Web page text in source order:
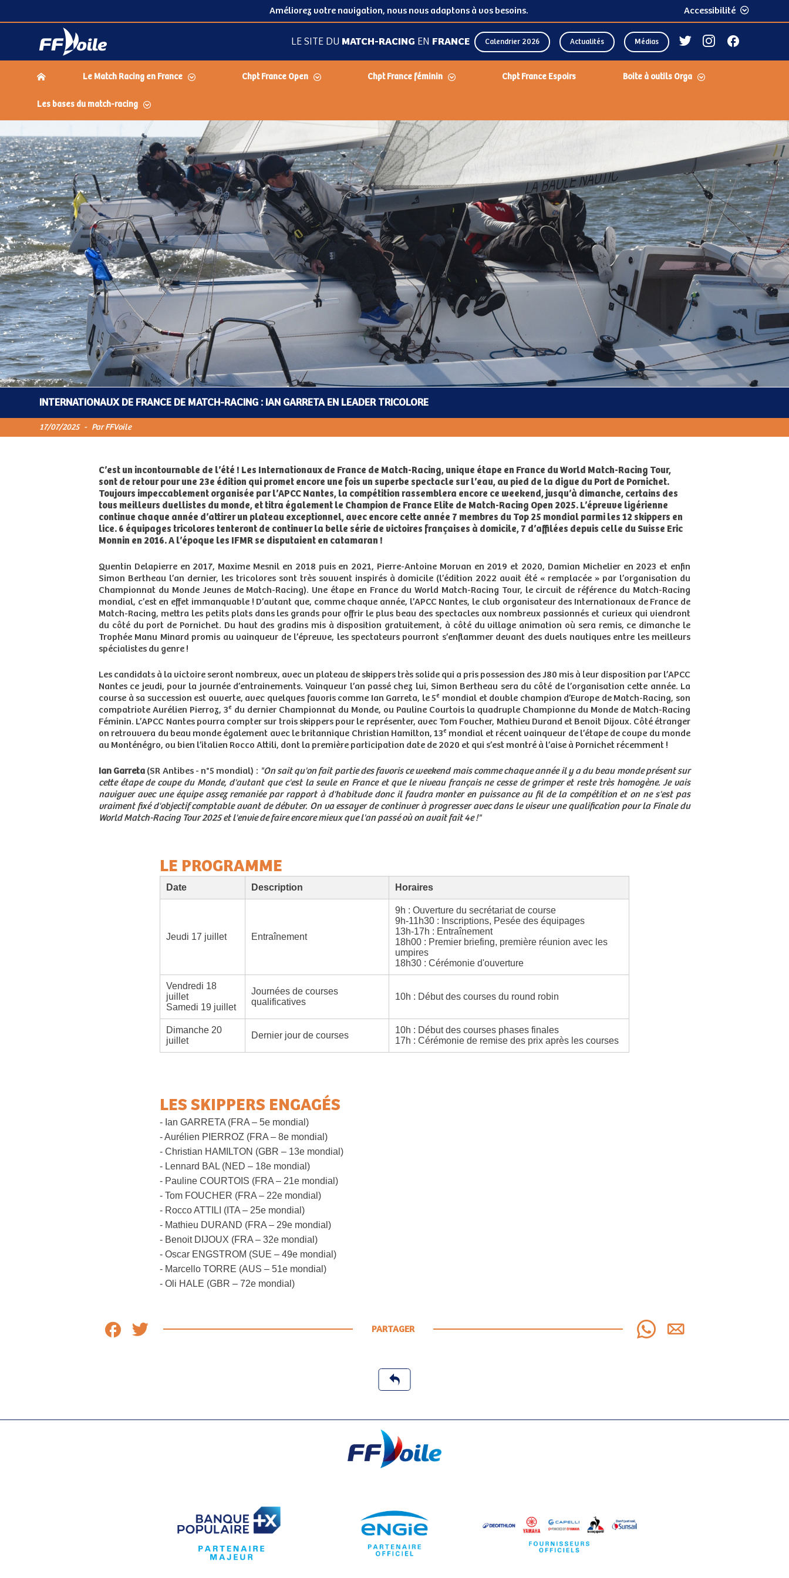
Améliorez votre navigation, nous nous adaptons à vos besoins. Accessibilité
LE SITE DU MATCH-RACING EN FRANCE Calendrier 2026 Actualités Médias
Le Match Racing en France Chpt France Open Chpt France féminin Chpt France Espoirs Boite à outils Orga
Les bases du match-racing
INTERNATIONAUX DE FRANCE DE MATCH-RACING : IAN GARRETA EN LEADER TRICOLORE
17/07/2025 - Par FFVoile
C’est un incontournable de l’été ! Les Internationaux de France de Match-Racing, unique étape en France du World Match-Racing Tour,
sont de retour pour une 23e édition qui promet encore une fois un superbe spectacle sur l’eau, au pied de la digue du Port de Pornichet.
Toujours impeccablement organisée par l’APCC Nantes, la compétition rassemblera encore ce weekend, jusqu’à dimanche, certains des
tous meilleurs duellistes du monde, et titra également le Champion de France Elite de Match-Racing Open 2025. L’épreuve ligérienne
continue chaque année d’attirer un plateau exceptionnel, avec encore cette année 7 membres du Top 25 mondial parmi les 12 skippers en
lice. 6 équipages tricolores tenteront de continuer la belle série de victoires françaises à domicile, 7 d’affilées depuis celle du Suisse Eric
Monnin en 2016. A l’époque les IFMR se disputaient en catamaran !
Quentin Delapierre en 2017, Maxime Mesnil en 2018 puis en 2021, Pierre-Antoine Morvan en 2019 et 2020, Damian Michelier en 2023 et enfin
Simon Bertheau l’an dernier, les tricolores sont très souvent inspirés à domicile (l’édition 2022 avait été « remplacée » par l’organisation du
Championnat du Monde Jeunes de Match-Racing). Une étape en France du World Match-Racing Tour, le circuit de référence du Match-Racing
mondial, c’est en effet immanquable ! D’autant que, comme chaque année, l’APCC Nantes, le club organisateur des Internationaux de France de
Match-Racing, mettra les petits plats dans les grands pour offrir le plus beau des spectacles aux nombreux passionnés et curieux qui viendront
du côté du port de Pornichet. Du haut des gradins mis à disposition gratuitement, à côté du village animation où sera remis, ce dimanche le
Trophée Manu Minard promis au vainqueur de l’épreuve, les spectateurs pourront s’enflammer devant des duels nautiques entre les meilleurs
spécialistes du genre !
Les candidats à la victoire seront nombreux, avec un plateau de skippers très solide qui a pris possession des J80 mis à leur disposition par l’APCC
Nantes ce jeudi, pour la journée d’entrainements. Vainqueur l’an passé chez lui, Simon Bertheau sera du côté de l’organisation cette année. La
course à sa succession est ouverte, avec quelques favoris comme Ian Garreta, le 5e mondial et double champion d’Europe de Match-Racing, son
compatriote Aurélien Pierroz, 3e du dernier Championnat du Monde, ou Pauline Courtois la quadruple Championne du Monde de Match-Racing
Féminin. L’APCC Nantes pourra compter sur trois skippers pour le représenter, avec Tom Foucher, Mathieu Durand et Benoit Dijoux. Côté étranger
on retrouvera du beau monde également avec le britannique Christian Hamilton, 13e mondial et récent vainqueur de l’étape de coupe du monde
au Monténégro, ou bien l’italien Rocco Attili, dont la première participation date de 2020 et qui s’est montré à l’aise à Pornichet récemment !
Ian Garreta (SR Antibes - n°5 mondial) : "On sait qu'on fait partie des favoris ce weekend mais comme chaque année il y a du beau monde présent sur
cette étape de coupe du Monde, d'autant que c'est la seule en France et que le niveau français ne cesse de grimper et reste très homogène. Je vais
naviguer avec une équipe assez remaniée par rapport à d'habitude donc il faudra monter en puissance au fil de la compétition et on ne s'est pas
vraiment fixé d'objectif comptable avant de débuter. On va essayer de continuer à progresser avec dans le viseur une qualification pour la Finale du
World Match-Racing Tour 2025 et l'envie de faire encore mieux que l'an passé où on avait fait 4e !"
LE PROGRAMME
Date Description Horaires
Jeudi 17 juillet Entraînement
9h : Ouverture du secrétariat de course
9h-11h30 : Inscriptions, Pesée des équipages
13h-17h : Entraînement
18h00 : Premier briefing, première réunion avec les
umpires
18h30 : Cérémonie d'ouverture
Vendredi 18
juillet
Samedi 19 juillet
Journées de courses
qualificatives
10h : Début des courses du round robin
Dimanche 20
juillet
Dernier jour de courses
10h : Début des courses phases finales
17h : Cérémonie de remise des prix après les courses
LES SKIPPERS ENGAGÉS
- Ian GARRETA (FRA – 5e mondial)
- Aurélien PIERROZ (FRA – 8e mondial)
- Christian HAMILTON (GBR – 13e mondial)
- Lennard BAL (NED – 18e mondial)
- Pauline COURTOIS (FRA – 21e mondial)
- Tom FOUCHER (FRA – 22e mondial)
- Rocco ATTILI (ITA – 25e mondial)
- Mathieu DURAND (FRA – 29e mondial)
- Benoit DIJOUX (FRA – 32e mondial)
- Oscar ENGSTROM (SUE – 49e mondial)
- Marcello TORRE (AUS – 51e mondial)
- Oli HALE (GBR – 72e mondial)
PARTAGER